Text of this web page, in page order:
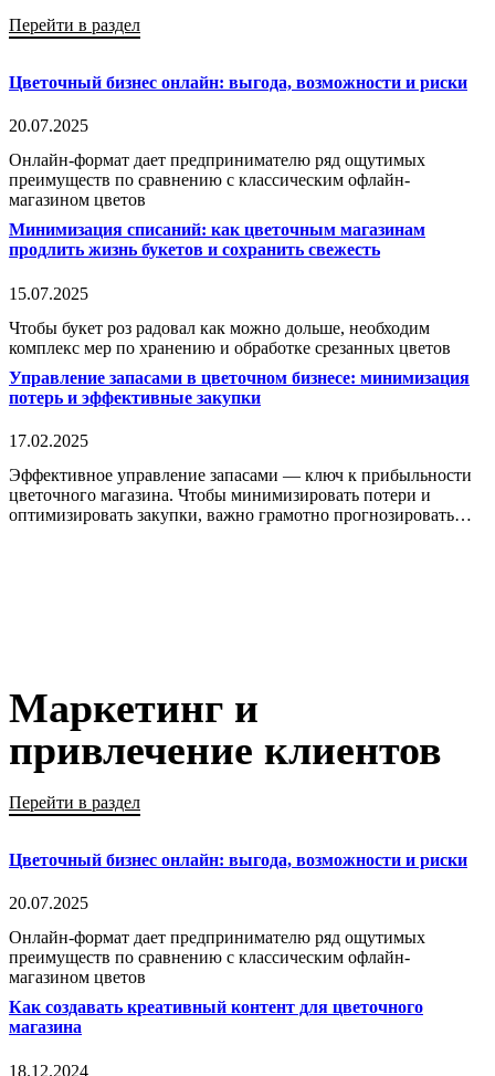
Перейти в раздел
Цветочный бизнес онлайн: выгода, возможности и риски
20.07.2025
Онлайн-формат дает предпринимателю ряд ощутимых
преимуществ по сравнению с классическим офлайн-
магазином цветов
Минимизация списаний: как цветочным магазинам
продлить жизнь букетов и сохранить свежесть
15.07.2025
Чтобы букет роз радовал как можно дольше, необходим
комплекс мер по хранению и обработке срезанных цветов
Управление запасами в цветочном бизнесе: минимизация
потерь и эффективные закупки
17.02.2025
Эффективное управление запасами — ключ к прибыльности
цветочного магазина. Чтобы минимизировать потери и
оптимизировать закупки, важно грамотно прогнозировать…
Маркетинг и
привлечение клиентов
Перейти в раздел
Цветочный бизнес онлайн: выгода, возможности и риски
20.07.2025
Онлайн-формат дает предпринимателю ряд ощутимых
преимуществ по сравнению с классическим офлайн-
магазином цветов
Как создавать креативный контент для цветочного
магазина
18.12.2024